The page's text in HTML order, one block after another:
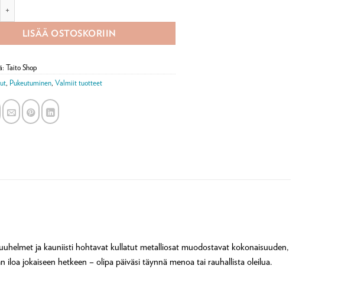
LISÄÄ OSTOSKORIIN
Taito Shop
, Pukeutuminen, Valmiit tuotteet
ja kauniisti hohtavat kullatut metalliosat muodostavat kokonaisuuden,
jokaiseen hetkeen – olipa päiväsi täynnä menoa tai rauhallista oleilua.